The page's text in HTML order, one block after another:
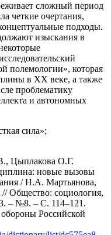
сложный период
четкие очертания,
подходы.
изыскания в
полемологии», которая
в XX веке, а также
проблематику
и автономных
сила»;
Цыплакова О.Г.
новые вызовы
/ Н.А. Мартьянова,
Общество: социология,
– №8. – С. 114–121.
Российской